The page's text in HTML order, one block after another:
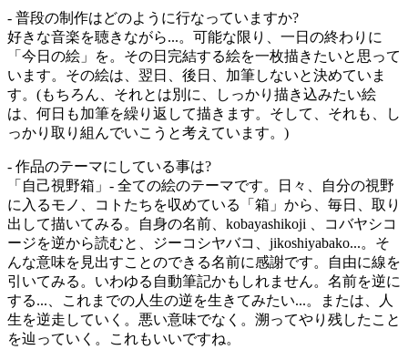
- 普段の制作はどのように行なっていますか?
好きな音楽を聴きながら...。可能な限り、一日の終わりに
「今日の絵」を。その日完結する絵を一枚描きたいと思って
います。その絵は、翌日、後日、加筆しないと決めていま
す。(もちろん、それとは別に、しっかり描き込みたい絵
は、何日も加筆を繰り返して描きます。そして、それも、し
っかり取り組んでいこうと考えています。)
- 作品のテーマにしている事は?
「自己視野箱」- 全ての絵のテーマです。日々、自分の視野
に入るモノ、コトたちを収めている「箱」から、毎日、取り
出して描いてみる。自身の名前、kobayashikoji 、コバヤシコ
ージを逆から読むと、ジーコシヤバコ、jikoshiyabako...。そ
んな意味を見出すことのできる名前に感謝です。自由に線を
引いてみる。いわゆる自動筆記かもしれません。名前を逆に
する...、これまでの人生の逆を生きてみたい...。または、人
生を逆走していく。悪い意味でなく。溯ってやり残したこと
を辿っていく。これもいいですね。